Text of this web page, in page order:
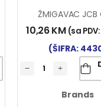
10,26KM (sa
(ŠIFRA:
Brands